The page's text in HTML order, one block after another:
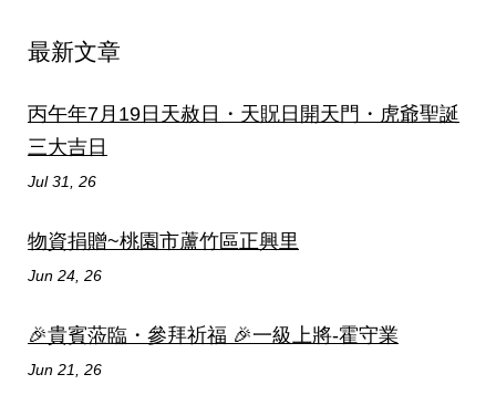
最新文章
丙午年7月19日天赦日・天貺日開天門・虎爺聖誕
三大吉日
Jul 31, 26
物資捐贈~桃園市蘆竹區正興里
Jun 24, 26
🎉貴賓蒞臨・參拜祈福 🎉一級上將-霍守業
Jun 21, 26